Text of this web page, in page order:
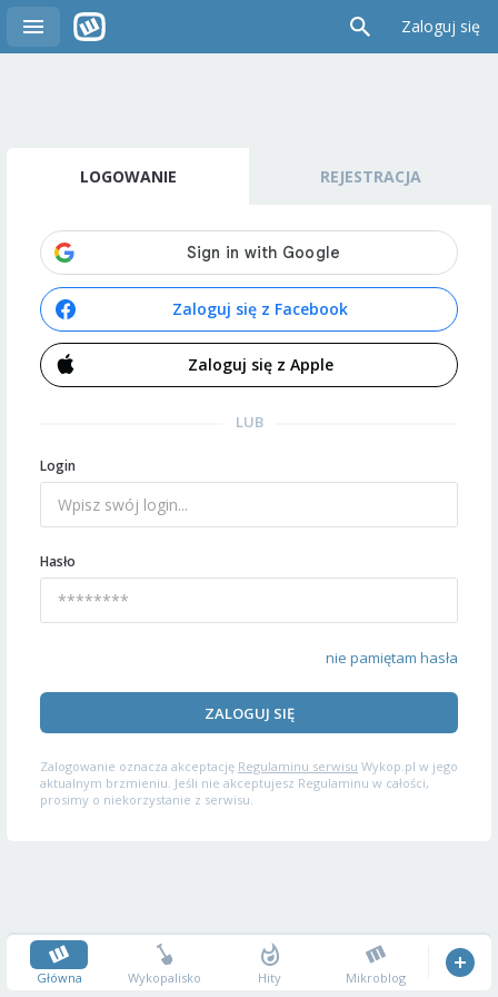
Zaloguj się
LOGOWANIE REJESTRACJA
Zaloguj się z Facebook
Zaloguj się z Apple
LUB
Login
Hasło
nie pamiętam hasła
ZALOGUJ SIĘ
Zalogowanie oznacza akceptację Regulaminu serwisu Wykop.pl w jego
aktualnym brzmieniu. Jeśli nie akceptujesz Regulaminu w całości,
prosimy o niekorzystanie z serwisu.
Główna Wykopalisko Hity Mikroblog